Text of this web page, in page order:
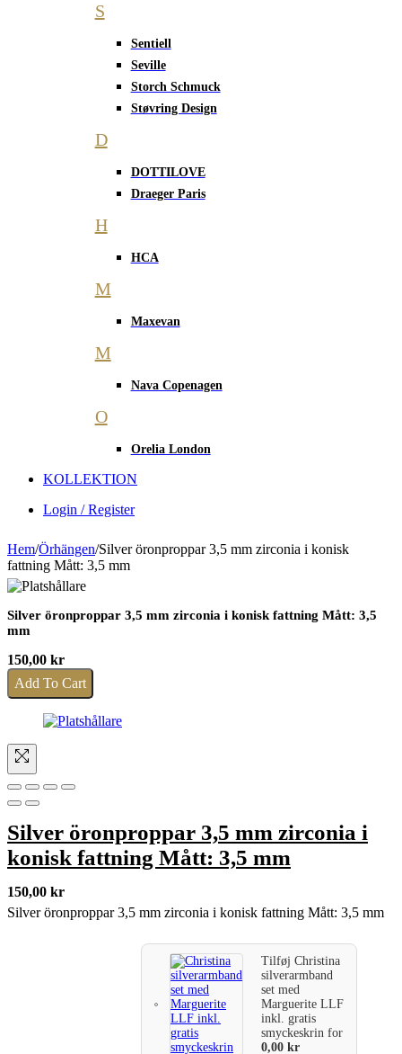
S
Sentiell
Seville
Storch Schmuck
Støvring Design
D
DOTTILOVE
Draeger Paris
H
HCA
M
Maxevan
M
Nava Copenagen
O
Orelia London
KOLLEKTION
Login / Register
Hem/Örhängen/Silver öronproppar 3,5 mm zirconia i konisk
fattning Mått: 3,5 mm
Silver öronproppar 3,5 mm zirconia i konisk fattning Mått: 3,5
mm
150,00 kr
Add To Cart
Silver öronproppar 3,5 mm zirconia i
konisk fattning Mått: 3,5 mm
150,00 kr
Silver öronproppar 3,5 mm zirconia i konisk fattning Mått: 3,5 mm
TilføjChristina
silverarmband
set med
Marguerite LLF
inkl. gratis
smyckeskrinfor
0,00kr